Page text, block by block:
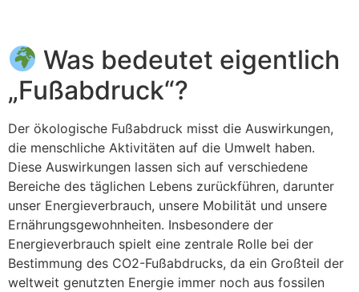
Was bedeutet eigentlich
„Fußabdruck“?
Der ökologische Fußabdruck misst die Auswirkungen,
die menschliche Aktivitäten auf die Umwelt haben.
Diese Auswirkungen lassen sich auf verschiedene
Bereiche des täglichen Lebens zurückführen, darunter
unser Energieverbrauch, unsere Mobilität und unsere
Ernährungsgewohnheiten. Insbesondere der
Energieverbrauch spielt eine zentrale Rolle bei der
Bestimmung des CO2-Fußabdrucks, da ein Großteil der
weltweit genutzten Energie immer noch aus fossilen